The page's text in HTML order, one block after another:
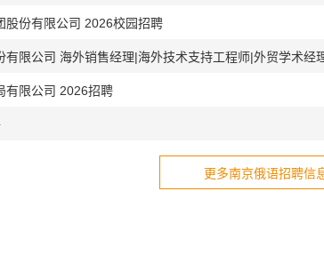
股份有限公司 2026校园招聘
有限公司 海外销售经理|海外技术支持工程师|外贸学术经
有限公司 2026招聘
更多南京俄语招聘信